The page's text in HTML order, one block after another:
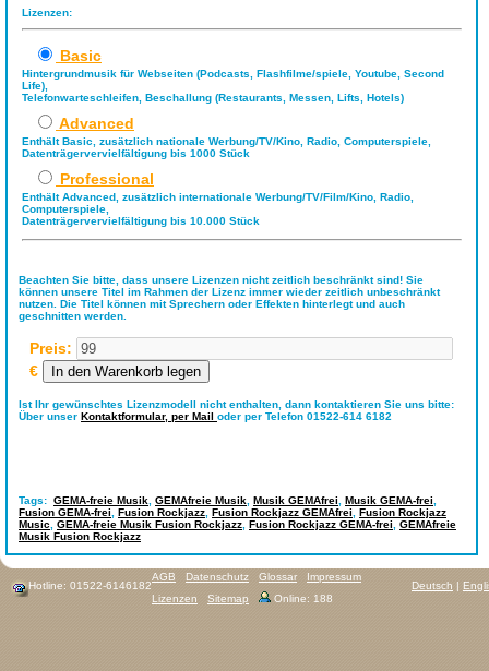
Lizenzen:
Basic
Hintergrundmusik für Webseiten (Podcasts, Flashfilme/spiele, Youtube, Second
Life),
Telefonwarteschleifen, Beschallung (Restaurants, Messen, Lifts, Hotels)
Advanced
Enthält Basic, zusätzlich nationale Werbung/TV/Kino, Radio, Computerspiele,
Datenträgervervielfältigung bis 1000 Stück
Professional
Enthält Advanced, zusätzlich internationale Werbung/TV/Film/Kino, Radio,
Computerspiele,
Datenträgervervielfältigung bis 10.000 Stück
Beachten Sie bitte, dass unsere Lizenzen nicht zeitlich beschränkt sind! Sie
können unsere Titel im Rahmen der Lizenz immer wieder zeitlich unbeschränkt
nutzen. Die Titel können mit Sprechern oder Effekten hinterlegt und auch
geschnitten werden.
Preis:
€
Ist Ihr gewünschtes Lizenzmodell nicht enthalten, dann kontaktieren Sie uns bitte:
Über unser Kontaktformular, per Mail oder per Telefon 01522-614 6182
Tags: GEMA-freie Musik GEMAfreie Musik Musik GEMAfrei Musik GEMA-frei
Fusion GEMA-frei
Fusion Rockjazz Fusion Rockjazz GEMAfrei
Fusion Rockjazz
Music
GEMA-freie Musik Fusion Rockjazz Fusion Rockjazz GEMA-frei
GEMAfreie
Musik Fusion Rockjazz
Hotline: 01522-6146182 Deutsch |
AGB Datenschutz Glossar
Impressum
Lizenzen
Sitemap Online: 188